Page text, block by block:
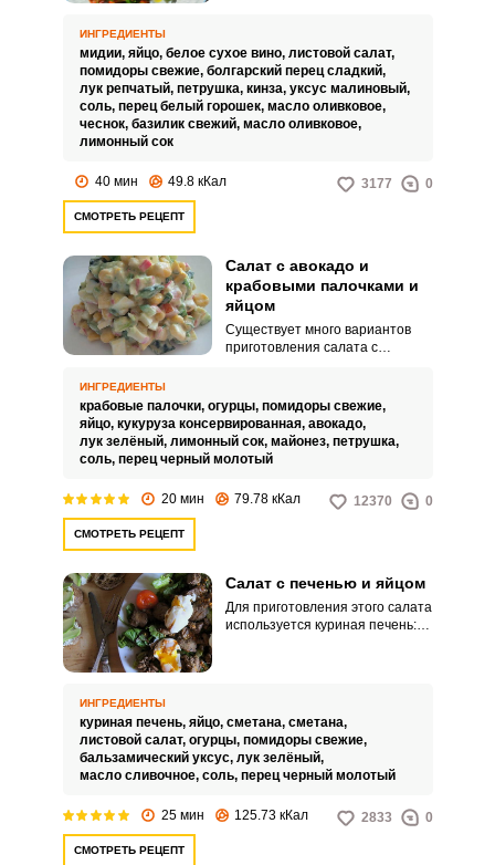
ИНГРЕДИЕНТЫ
мидии, яйцо, белое сухое вино, листовой салат,
помидоры свежие, болгарский перец сладкий,
лук репчатый, петрушка, кинза, уксус малиновый,
соль, перец белый горошек, масло оливковое,
чеснок, базилик свежий, масло оливковое,
лимонный сок
40 мин 49.8 кКал 3177 0
СМОТРЕТЬ РЕЦЕПТ
Салат с авокадо и
крабовыми палочками и
яйцом
Существует много вариантов
приготовления салата с
кусочки авокадо и свежих
овощей.
ИНГРЕДИЕНТЫ
крабовые палочки, огурцы, помидоры свежие,
яйцо, кукуруза консервированная, авокадо,
лук зелёный, лимонный сок, майонез, петрушка,
соль, перец черный молотый
20 мин 79.78 кКал 12370 0
СМОТРЕТЬ РЕЦЕПТ
Салат с печенью и яйцом
Для приготовления этого салата
используется куриная печень:
ИНГРЕДИЕНТЫ
куриная печень, яйцо, сметана, сметана,
листовой салат, огурцы, помидоры свежие,
бальзамический уксус, лук зелёный,
масло сливочное, соль, перец черный молотый
25 мин 125.73 кКал 2833 0
СМОТРЕТЬ РЕЦЕПТ
ВХОД НА САЙТ РЕГИСТРАЦИЯ
с помощью социальных сетей: